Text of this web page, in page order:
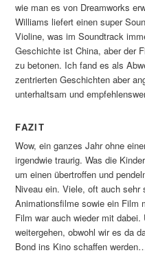
wie man es von Dreamworks
Williams liefert einen super
Violine, was im Soundtrack
Geschichte ist China, aber der
zu betonen. Ich fand es als
zentrierten Geschichten aber
unterhaltsam und
FAZIT
Wow, ein ganzes Jahr ohne
irgendwie traurig. Was die
um einen übertroffen und
Niveau ein. Viele, oft auch sehr
Animationsfilme sowie ein Film
Film war auch wieder mit
weitergehen, obwohl wir es da
Bond ins Kino schaffen